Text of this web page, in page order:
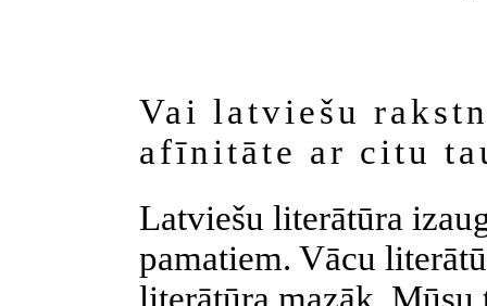
Vai latviešu
afīnitāte ar citu
Latviešu literātūra
pamatiem. Vācu